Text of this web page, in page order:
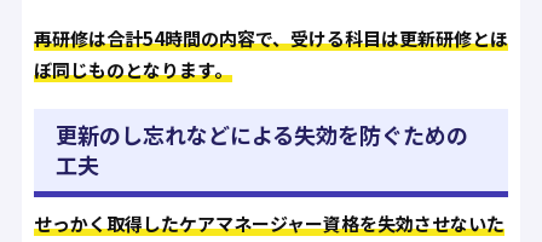
再研修は合計54時間の内容で、受ける科目は更新研修とほ
ぼ同じものとなります。
更新のし忘れなどによる失効を防ぐための
工夫
せっかく取得したケアマネージャー資格を失効させないた